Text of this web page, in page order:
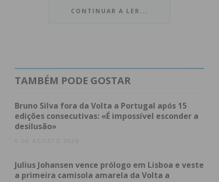
Ferreira, que será presidida por Miguel Costa.
causou no concelho de Paços de Ferreira. Durante a
mandatos, destacando a redução da dívida
camarária, os investimentos efetuados no concelho
e a “valorização dos serviços e trabalhadores
municipais”, relembrando ainda algumas das
anos.
CONTINUAR A LER...
TAMBÉM PODE GOSTAR
Bruno Silva fora da Volta a Portugal após 15
edições consecutivas: «É impossível esconder a
desilusão»
6 DE AGOSTO 2026
Julius Johansen vence prólogo em Lisboa e veste
a primeira camisola amarela da Volta a